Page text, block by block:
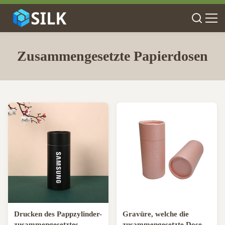
Zusammengesetzte Papierdosen
Drucken des Pappzylinder-
Gravüre, welche die